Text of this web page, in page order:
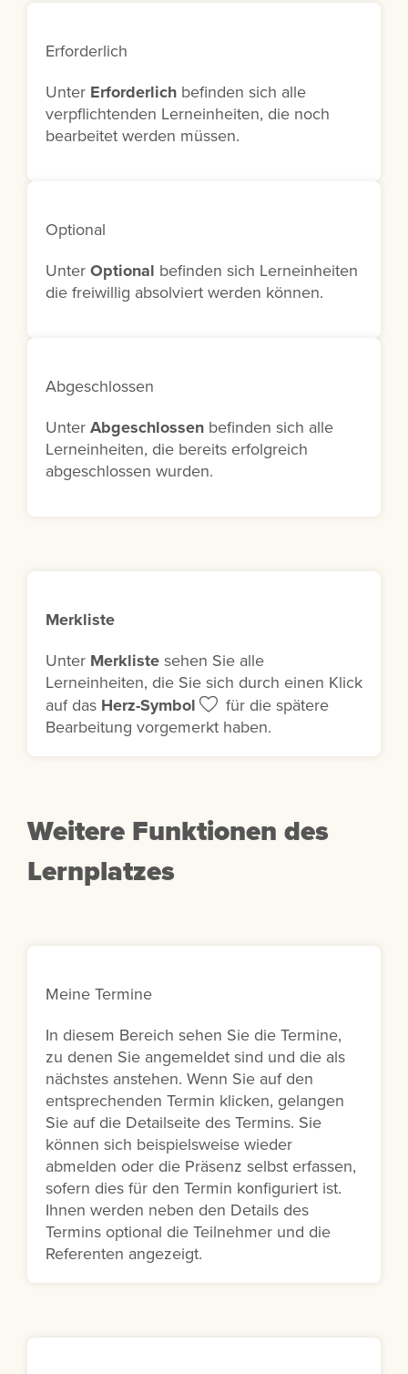
Erforderlich
Unter Erforderlich befinden sich alle
verpflichtenden Lerneinheiten, die noch
bearbeitet werden müssen.
Optional
UnterOptional befinden sich Lerneinheiten
die freiwillig absolviert werden können.
Abgeschlossen
UnterAbgeschlossen befinden sich alle
Lerneinheiten, die bereits erfolgreich
abgeschlossen wurden.
Merkliste
Unter Merklistesehen Sie alle
Lerneinheiten, die Sie sich durch einen Klick
auf das Herz-Symbol
für die spätere
Bearbeitung vorgemerkt haben.
Weitere Funktionen des
Lernplatzes
Meine Termine
In diesem Bereich sehen Sie die Termine,
zu denen Sie angemeldet sind und die als
nächstes anstehen. Wenn Sie auf den
entsprechenden Termin klicken, gelangen
Sie auf die Detailseite des Termins. Sie
können sich beispielsweise wieder
abmelden oder die Präsenz selbst erfassen,
sofern dies für den Termin konfiguriert ist.
Ihnen werden neben den Details des
Termins optional die Teilnehmer und die
Referenten angezeigt.